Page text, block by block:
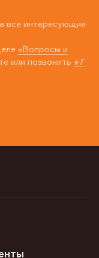
все интересующие
«Вопросы и
или позвонить +7